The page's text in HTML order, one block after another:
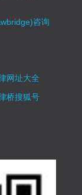
咨询
网址大全
桥搜狐号